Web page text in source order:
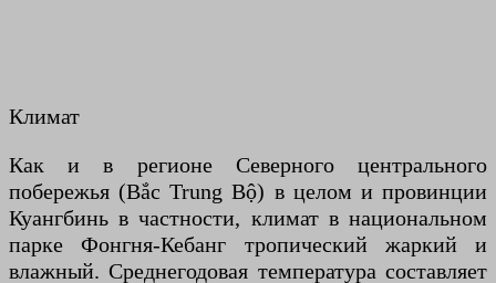
Климат
Как и в регионе Северного центрального
побережья (Bắc Trung Bộ) в целом и провинции
Куангбинь в частности, климат в национальном
парке Фонгня-Кебанг тропический жаркий и
влажный. Среднегодовая температура составляет